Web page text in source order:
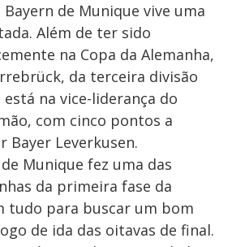
de Munique vive uma
Além de ter sido
na Copa da Alemanha,
da terceira divisão
na vice-liderança do
com cinco pontos a
Bayer Leverkusen.
Munique fez uma das
da primeira fase da
tudo para buscar um bom
de ida das oitavas de final.